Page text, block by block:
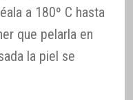
a 180º C hasta
que pelarla en
la piel se